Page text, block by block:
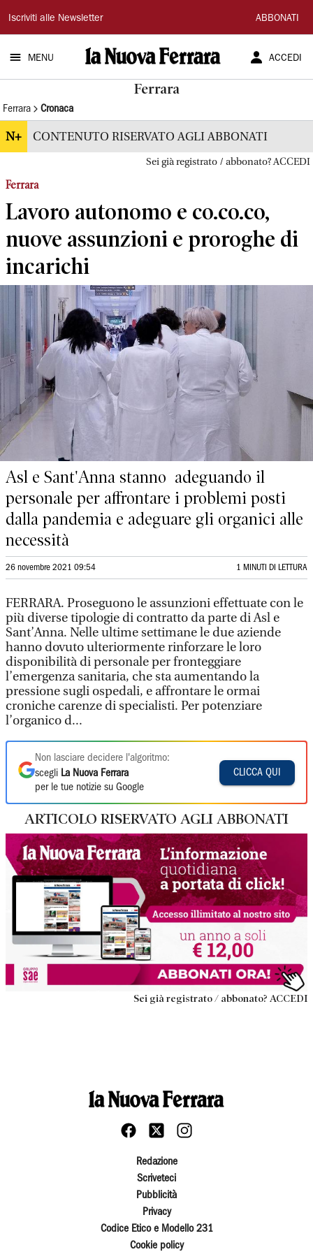
La
Nuova
Ferrara
Iscriviti alle Newsletter ABBONATI
MENU ACCEDI
Ferrara
Ferrara Cronaca
N+ CONTENUTO RISERVATO AGLI ABBONATI
Sei già registrato / abbonato? ACCEDI
Ferrara
Lavoro autonomo e co.co.co,
nuove assunzioni e proroghe di
incarichi
Asl e Sant'Anna stanno adeguando il
personale per affrontare i problemi posti
dalla pandemia e adeguare gli organici alle
necessità
26 novembre 2021 09:54 1 MINUTI DI LETTURA
FERRARA. Proseguono le assunzioni effettuate con le
più diverse tipologie di contratto da parte di Asl e
Sant’Anna. Nelle ultime settimane le due aziende
hanno dovuto ulteriormente rinforzare le loro
disponibilità di personale per fronteggiare
l’emergenza sanitaria, che sta aumentando la
pressione sugli ospedali, e affrontare le ormai
croniche carenze di specialisti. Per potenziare
l’organico d...
Non lasciare decidere l'algoritmo:
scegli La Nuova Ferrara
per le tue notizie su Google
CLICCA QUI
ARTICOLO RISERVATO AGLI ABBONATI
Sei già registrato / abbonato? ACCEDI
Redazione
Scriveteci
Pubblicità
Privacy
Codice Etico e Modello 231
Cookie policy